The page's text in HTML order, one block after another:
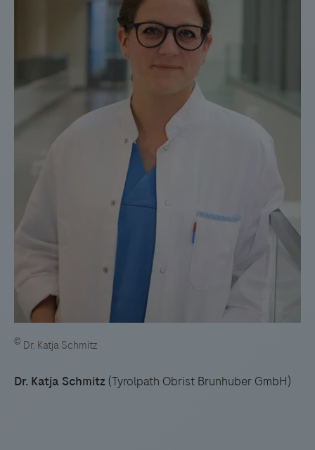
© Dr. Katja Schmitz
Dr. Katja Schmitz (Tyrolpath Obrist Brunhuber GmbH)